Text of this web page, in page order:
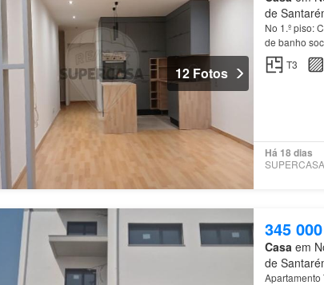
12 Fotos
de
No 1.º piso:
de banho
T3
Há 18 dias
345
Casa em
de